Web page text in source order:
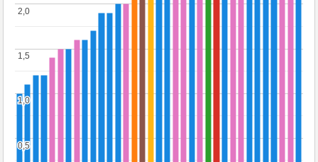
0,5
0,5
1,0
1,0
1,5
1,5
2,0
2,0